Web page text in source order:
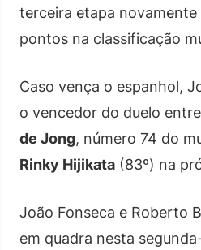
terceira etapa
pontos na classificação
Caso vença o espanhol,
o vencedor do duelo
de Jong, número 74 do
Rinky Hijikata (83º) na
João Fonseca e Roberto
em quadra nesta